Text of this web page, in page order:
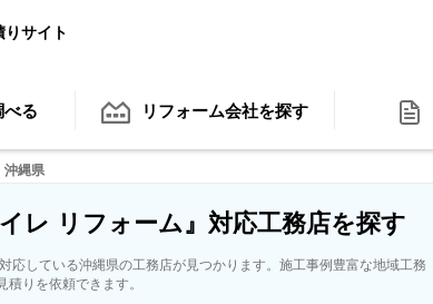
サイト
る リフォーム会社を探す
沖縄県
レ リフォーム』対応工務店を探す
応している沖縄県の工務店が見つかります。施工事例豊富な地域工務
りを依頼できます。